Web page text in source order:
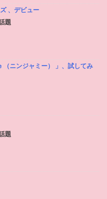
、デビュー
題
（ニンジャミー） 」、試してみ
題